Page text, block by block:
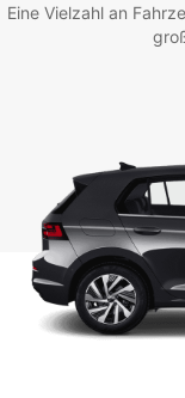
Eine Vielzahl an